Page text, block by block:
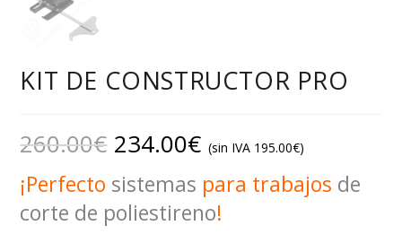
KIT DE CONSTRUCTOR PRO
260.00€ 234.00€ (sin IVA 195.00€)
¡Perfecto sistemas para trabajos de
corte de poliestireno!